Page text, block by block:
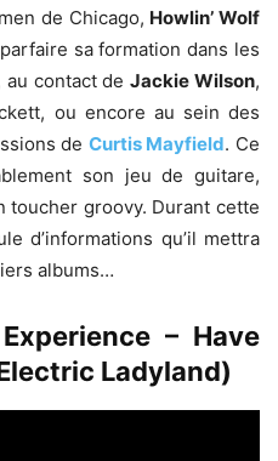
de Chicago, Howlin’ Wolf
sa formation dans les
au contact deJackie Wilson,
ou encore au sein des
de Curtis Mayfield. Ce
son jeu de guitare,
toucher groovy. Durant cette
d’informations qu’il mettra
albums…
– Have
Ladyland)